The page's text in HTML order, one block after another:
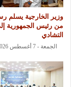
وزير الخارجية يسلم
من رئيس الجمهورية
التشادي
الجمعة - 7 أغسطس 2026